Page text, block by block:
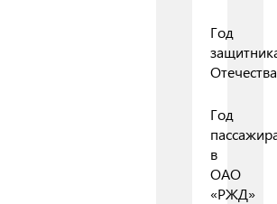
Год
Отечества
Год
в
ОАО
«РЖД»